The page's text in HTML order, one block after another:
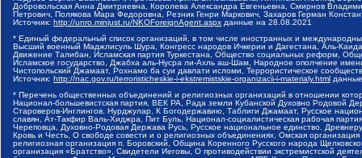
Добровольская Анна Дмитриевна, Королева Александра Евгеньевна, Смирнов
Петрович, Полякова Мара Федоровна, Резник Генри Маркович, Захаров Герман
Источник: http://unro.minjust.ru/NKOForeignAgent.aspx данные на 28.08.2021
* Единый федеральный список организаций, в том числе иностранных и
Высший военный Маджлисуль Шура, Конгресс народов Ичкерии и Дагестана, Аль-
Движение Талибан, Исламская партия Туркестана, Общество социальных реформ,
Исламское государство, Джабха аль-Нусра ли-Ахль аш-Шам, Народное ополчение
Чистопольский Джамаат, Рохнамо ба суи давлати исломи, Террористическое
Источник: http://nac.gov.ru/terroristicheskie-i-ekstremistskie-organizacii-i-materialy.html
* Перечень общественных объединений и религиозных организаций в отношении
Национал-большевистская партия, ВЕК РА, Рада земли Кубанской Духовно Родовой
Староверов-Инглингов, Нурджулар, К Богодержавию, Таблиги Джамаат, Русское
славян, Ат-Такфир Валь-Хиджра, Пит Буль, Национал-социалистическая рабочая
Череповца, Духовно-Родовая Держава Русь, Русское национальное единство,
Кровь и Честь, О свободе совести и о религиозных объединениях, Омская
религиозная организация п. Боровский, Община Коренного Русского народа
организация «Братство», Свидетели Иеговы, О противодействии экстремистской